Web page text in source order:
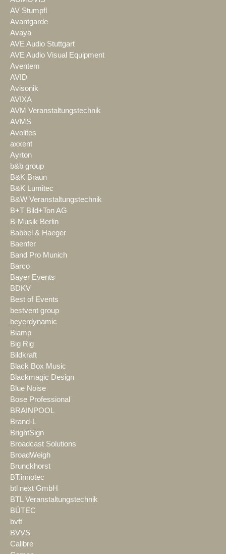
AV Stumpfl
Avantgarde
Avaya
AVE Audio Stuttgart
AVE Audio Visual Equipment
Aventem
AVID
Avisonik
AVIXA
AVM Veranstaltungstechnik
AVMS
Avolites
axxent
Ayrton
b&b group
B&K Braun
B&K Lumitec
B&W Veranstaltungstechnik
B+T Bild+Ton AG
B-Musik Berlin
Babbel & Haeger
Baenfer
Band Pro Munich
Barco
Bayer Events
BDKV
Best of Events
bestvent group
beyerdynamic
Biamp
Big Rig
Bildkraft
Black Box Music
Blackmagic Design
Blue Noise
Bose Professional
BRAINPOOL
Brand-L
BrightSign
Broadcast Solutions
BroadWeigh
Brunckhorst
BT.innotec
btl next GmbH
BTL Veranstaltungstechnik
BÜTEC
bvft
BVVS
Calibre